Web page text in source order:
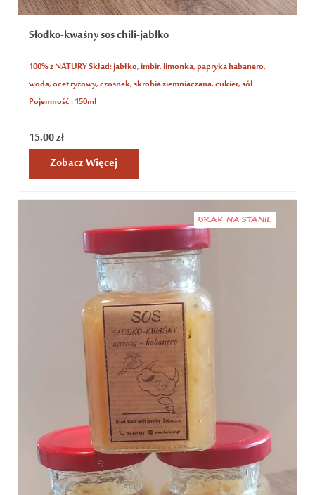
Słodko-kwaśny sos chili-jabłko
100% z NATURY Skład: jabłko, imbir, limonka, papryka habanero,
woda, ocet ryżowy, czosnek, skrobia ziemniaczana, cukier, sól
Pojemność : 150ml
15.00zł
Zobacz Więcej
BRAK NA STANIE